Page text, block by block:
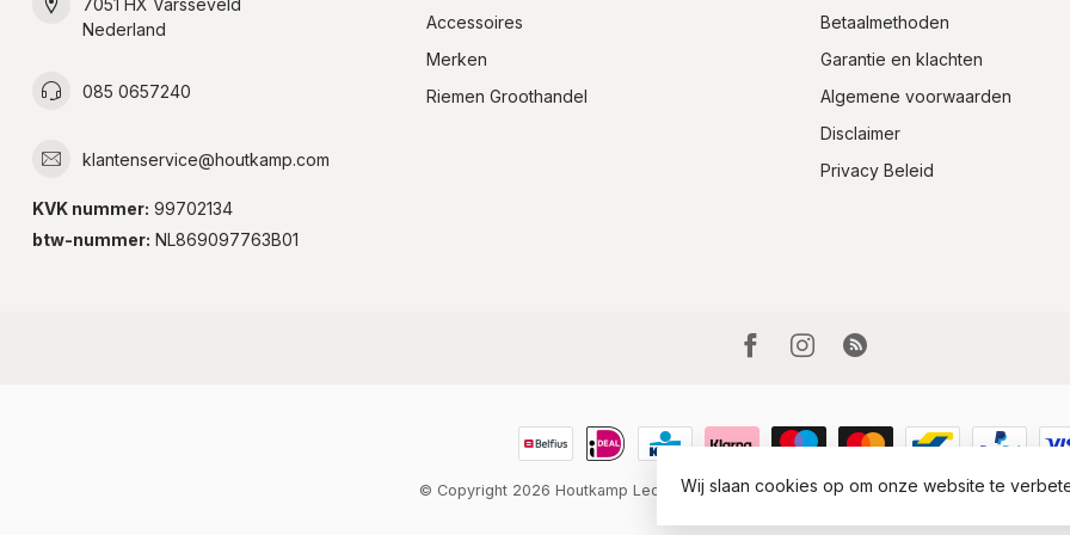
7051 HX Varsseveld
Nederland
085 0657240
klantenservice@houtkamp.com
KVK nummer: 99702134
btw-nummer: NL869097763B01
Accessoires
Merken
Riemen Groothandel
Betaalmethoden
Garantie en klachten
Algemene voorwaarden
Disclaimer
Privacy Beleid
© Copyright 2026 Houtkamp Lederwaren- Powered byLightspeed-Lightspeed design
Wij slaan cookies op om onze website te